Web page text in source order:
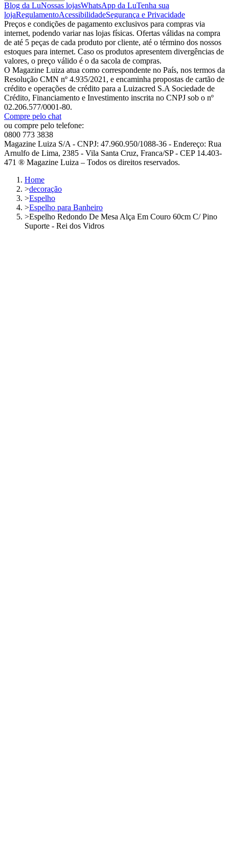
Blog da LuNossas lojasWhatsApp da LuTenha sua
lojaRegulamentoAcessibilidadeSegurança e Privacidade
Preços e condições de pagamento exclusivos para compras via
internet, podendo variar nas lojas físicas. Ofertas válidas na compra
de até 5 peças de cada produto por cliente, até o término dos nossos
estoques para internet. Caso os produtos apresentem divergências de
valores, o preço válido é o da sacola de compras.
O Magazine Luiza atua como correspondente no País, nos termos da
Resolução CMN nº 4.935/2021, e encaminha propostas de cartão de
crédito e operações de crédito para a Luizacred S.A Sociedade de
Crédito, Financiamento e Investimento inscrita no CNPJ sob o nº
02.206.577/0001-80.
Compre pelo chat
ou compre pelo telefone:
0800 773 3838
Magazine Luiza S/A - CNPJ: 47.960.950/1088-36 - Endereço: Rua
Arnulfo de Lima, 2385 - Vila Santa Cruz, Franca/SP - CEP 14.403-
471 ® Magazine Luiza – Todos os direitos reservados.
Home
>decoração
>Espelho
>Espelho para Banheiro
>Espelho Redondo De Mesa Alça Em Couro 60cm C/ Pino
Suporte - Rei dos Vidros